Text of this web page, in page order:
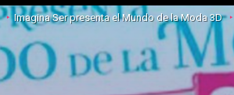
Imagina Ser presenta el Mundo de la Moda 3D